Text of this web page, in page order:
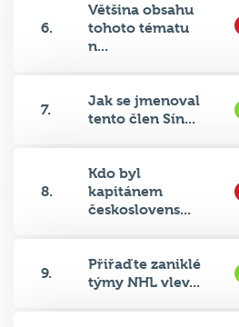
6.
Většina obsahu
tohoto tématu
n...
7.
Jak se jmenoval
tento člen Sín...
8.
Kdo byl
kapitánem
českoslovens...
9.
Přiřaďte zaniklé
týmy NHL vlev...